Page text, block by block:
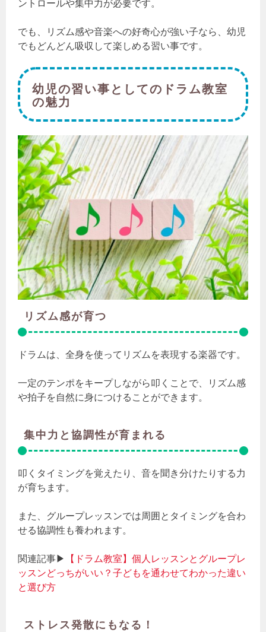
ントロールや集中力が必要です。
でも、リズム感や音楽への好奇心が強い子なら、幼児
でもどんどん吸収して楽しめる習い事です。
幼児の習い事としてのドラム教室
の魅力
リズム感が育つ
ドラムは、全身を使ってリズムを表現する楽器です。
一定のテンポをキープしながら叩くことで、リズム感
や拍子を自然に身につけることができます。
集中力と協調性が育まれる
叩くタイミングを覚えたり、音を聞き分けたりする力
が育ちます。
また、グループレッスンでは周囲とタイミングを合わ
せる協調性も養われます。
関連記事▶
【ドラム教室】個人レッスンとグループレ
ッスンどっちがいい？子どもを通わせてわかった違い
と選び方
ストレス発散にもなる！